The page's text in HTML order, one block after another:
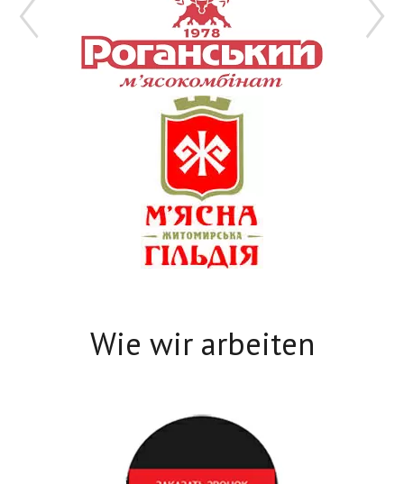
Wie wir arbeiten